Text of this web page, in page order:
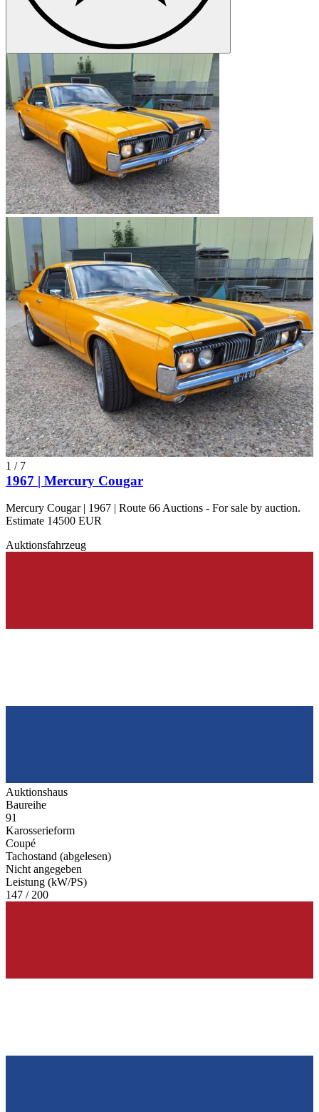
1 / 7
1967 | Mercury Cougar
Mercury Cougar | 1967 | Route 66 Auctions - For sale by auction.
Estimate 14500 EUR
Auktionsfahrzeug
Auktionshaus
Baureihe
91
Karosserieform
Coupé
Tachostand (abgelesen)
Nicht angegeben
Leistung (kW/PS)
147 / 200